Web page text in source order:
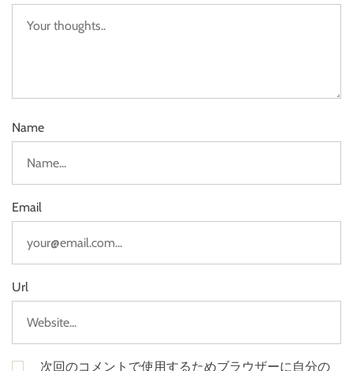
Name
Email
Url
次回のコメントで使用するためブラウザーに自分の